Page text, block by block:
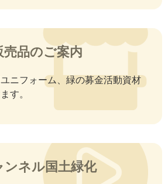
売品のご案内
ニフォーム、緑の募金活動資材
す。
ンネル国土緑化